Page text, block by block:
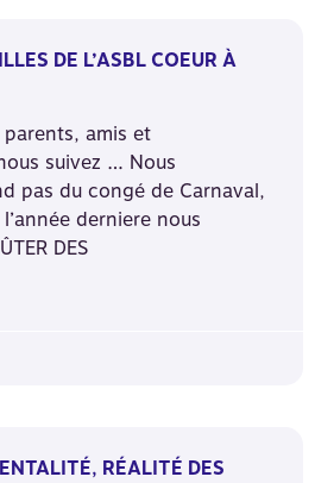
DE L’ASBL COEUR À
parents, amis et
suivez … Nous
pas du congé de Carnaval,
derniere nous
DES
RÉALITÉ DES